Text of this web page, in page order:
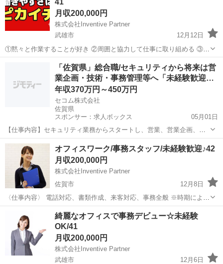
くありません...
41
月収200,000円
株式会社Inventive Partner
武雄市
12月12日
①黙々と作業することが好き ②周囲と協力して仕事に取り組める ③事
務スキルをもっと磨きたい 未経験の方も経験者の方も是非応募くださ
一般事務 オフィスワーク
「佐賀県」総合職/セキュリティから将来は営
業企画・技術・事務管理等へ「未経験歓迎…
年収370万円～450万円
セコム株式会社
佐賀県
スポンサー：求人ボックス
05月01日
【仕事内容】セキュリティ業務からスタートし、営業、営業企画、技
術、管理などへ配属。まずは、セコムグループのさまざまなサービス
の最前線で高度な「安全・安心」を提供する、セキュリティのプロと
して、スキルを磨いていただきます。 <入社後...
正社員
オフィスワーク/事務スタッフ/未経験歓迎♪42
月収200,000円
株式会社Inventive Partner
佐賀市
12月8日
〈仕事内容〉 電話対応、書類作成、来客対応、事務全般 ※時期によっ
てメイン業務は異なります 「事務経験がないけど大丈夫かな」 「事務
経験があるけど、昔過ぎて覚えてないかも」 「アルバイトの経験しか
ない」など ...
一般事務 未経験
綺麗なオフィスで事務デビュー☆未経験
OK/41
月収200,000円
株式会社Inventive Partner
武雄市
12月6日